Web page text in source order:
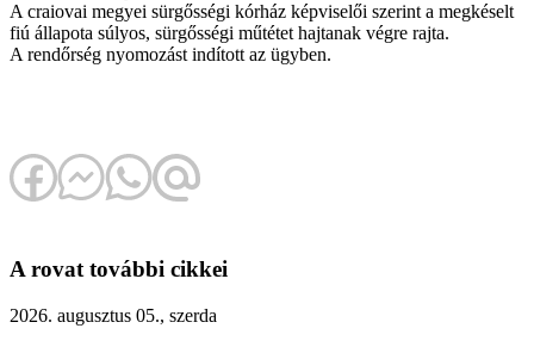
A craiovai megyei sürgősségi kórház képviselői szerint a megkéselt
fiú állapota súlyos, sürgősségi műtétet hajtanak végre rajta.
A rendőrség nyomozást indított az ügyben.
A rovat további cikkei
2026. augusztus 05., szerda